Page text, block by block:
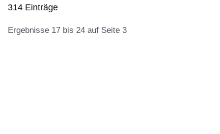
314 Einträge
Ergebnisse 17 bis 24 auf Seite 3